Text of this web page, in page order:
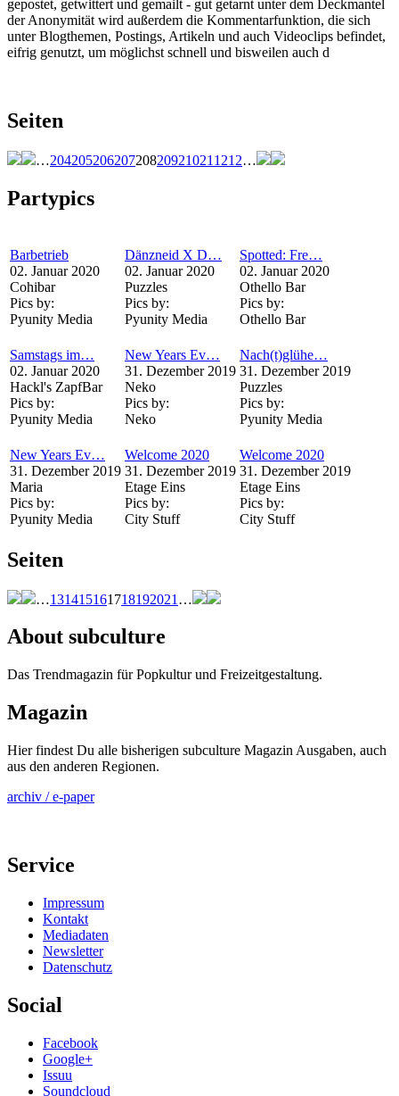
gepostet, getwittert und gemailt - gut getarnt unter dem Deckmantel
der Anonymität wird außerdem die Kommentarfunktion, die sich
unter Blogthemen, Postings, Artikeln und auch Videoclips befindet,
eifrig genutzt, um möglichst schnell und bisweilen auch d
Seiten
…204205206207208209210211 212…
Partypics
Barbetrieb
02. Januar 2020
Cohibar
Pics by:
Pyunity Media
Dänzneid X D…
02. Januar 2020
Puzzles
Pics by:
Pyunity Media
Spotted: Fre…
02. Januar 2020
Othello Bar
Pics by:
Othello Bar
Samstags im…
02. Januar 2020
Hackl's ZapfBar
Pics by:
Pyunity Media
New Years Ev…
31. Dezember 2019
Neko
Pics by:
Neko
Nach(t)glühe…
31. Dezember 2019
Puzzles
Pics by:
Pyunity Media
New Years Ev…
31. Dezember 2019
Maria
Pics by:
Pyunity Media
Welcome 2020
31. Dezember 2019
Etage Eins
Pics by:
City Stuff
Welcome 2020
31. Dezember 2019
Etage Eins
Pics by:
City Stuff
Seiten
…131415161718192021 …
About subculture
Das Trendmagazin für Popkultur und Freizeitgestaltung.
Magazin
Hier findest Du alle bisherigen subculture Magazin Ausgaben, auch
aus den anderen Regionen.
archiv / e-paper
Service
Impressum
Kontakt
Mediadaten
Newsletter
Datenschutz
Social
Facebook
Google+
Issuu
Soundcloud